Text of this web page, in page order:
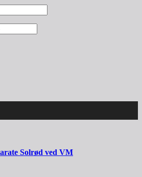
Solrød ved VM